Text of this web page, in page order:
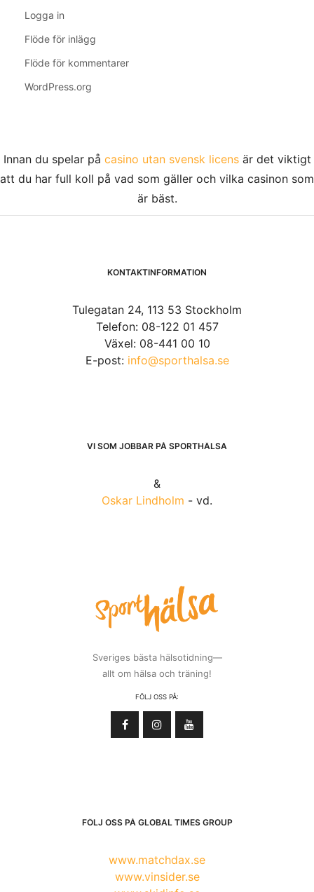
Logga in
Flöde för inlägg
Flöde för kommentarer
WordPress.org
Innan du spelar på casino utan svensk licensär det viktigt
att du har full koll på vad som gäller och vilka casinon som
är bäst.
KONTAKTINFORMATION
Tulegatan 24, 113 53 Stockholm
Telefon: 08-122 01 457
Växel: 08-441 00 10
E-post: info@sporthalsa.se
VI SOM JOBBAR PÅ SPORTHÄLSA
&
Oskar Lindholm - vd.
Sveriges bästa hälsotidning—
allt om hälsa och träning!
FÖLJ OSS PÅ:
FÖLJ OSS PÅ GLOBAL TIMES GROUP
www.matchdax.se
www.vinsider.se